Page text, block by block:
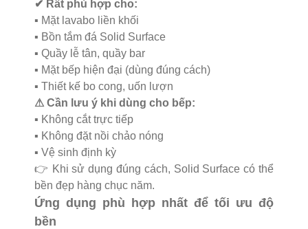
✔ Rất phù hợp cho:
▪️ Mặt lavabo liền khối
▪️ Bồn tắm đá Solid Surface
▪️ Quầy lễ tân, quầy bar
▪️ Mặt bếp hiện đại (dùng đúng cách)
▪️ Thiết kế bo cong, uốn lượn
⚠ Cần lưu ý khi dùng cho bếp:
▪️ Không cắt trực tiếp
▪️ Không đặt nồi chảo nóng
▪️ Vệ sinh định kỳ
👉 Khi sử dụng đúng cách, Solid Surface có thể
bền đẹp hàng chục năm.
Ứng dụng phù hợp nhất để tối ưu độ
bền